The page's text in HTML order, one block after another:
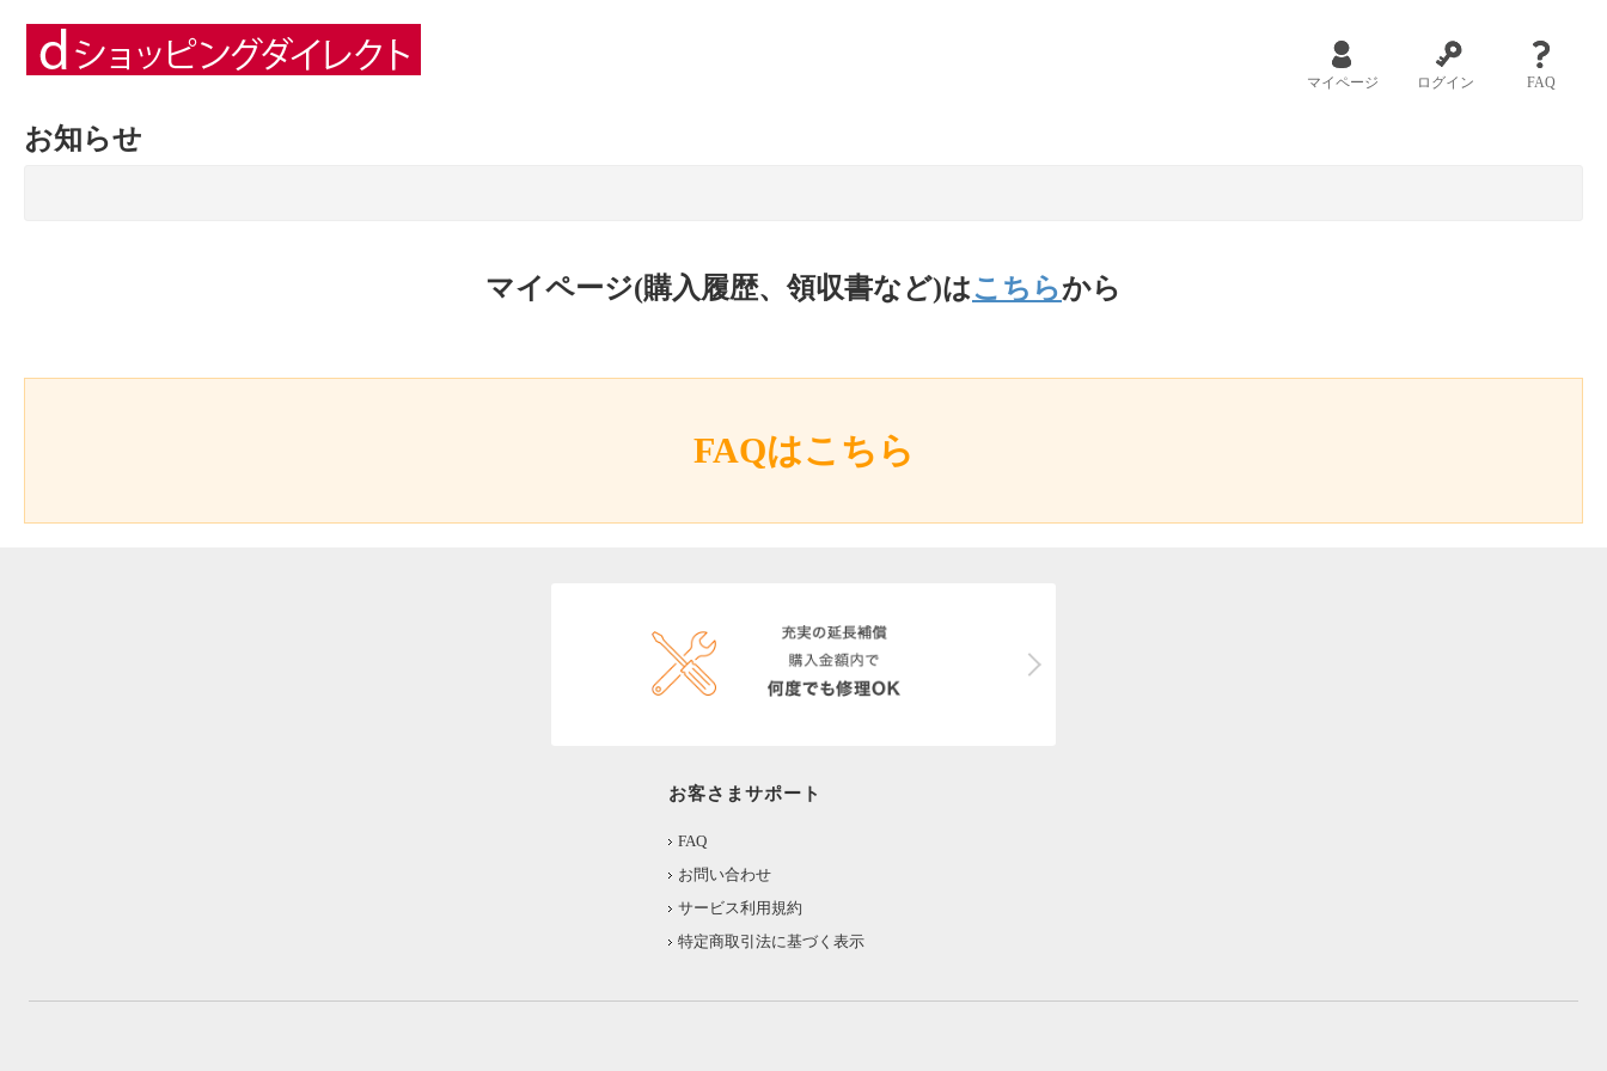
マイページ ログイン FAQ
お知らせ
マイページ(購入履歴、領収書など)はこちらから
FAQはこちら
お客さまサポート
FAQ
お問い合わせ
サービス利用規約
特定商取引法に基づく表示